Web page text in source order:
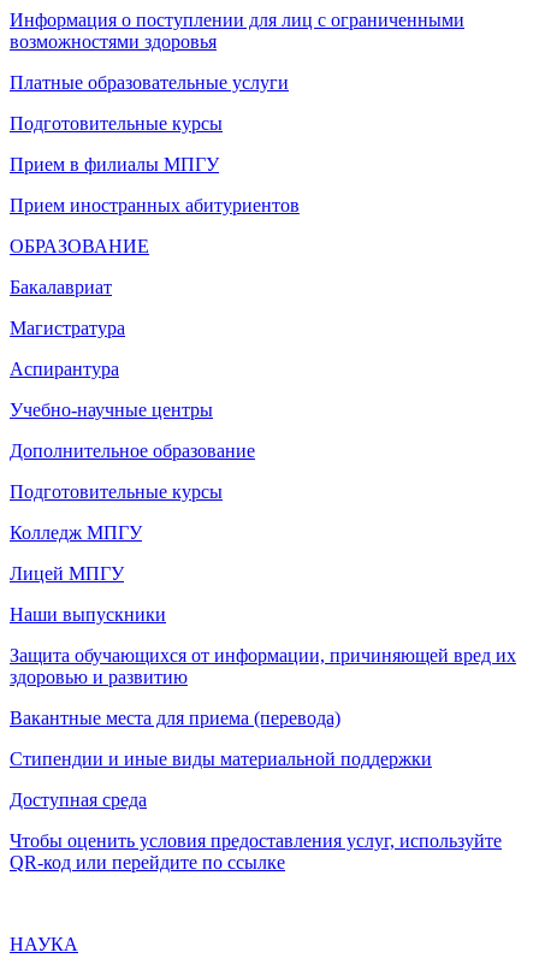
Информация о поступлении для лиц с ограниченными
возможностями здоровья
Платные образовательные услуги
Подготовительные курсы
Прием в филиалы МПГУ
Прием иностранных абитуриентов
ОБРАЗОВАНИЕ
Бакалавриат
Магистратура
Аспирантура
Учебно-научные центры
Дополнительное образование
Подготовительные курсы
Колледж МПГУ
Лицей МПГУ
Наши выпускники
Защита обучающихся от информации, причиняющей вред их
здоровью и развитию
Вакантные места для приема (перевода)
Стипендии и иные виды материальной поддержки
Доступная среда
Чтобы оценить условия предоставления услуг, используйте
QR-код или перейдите по ссылке
НАУКА